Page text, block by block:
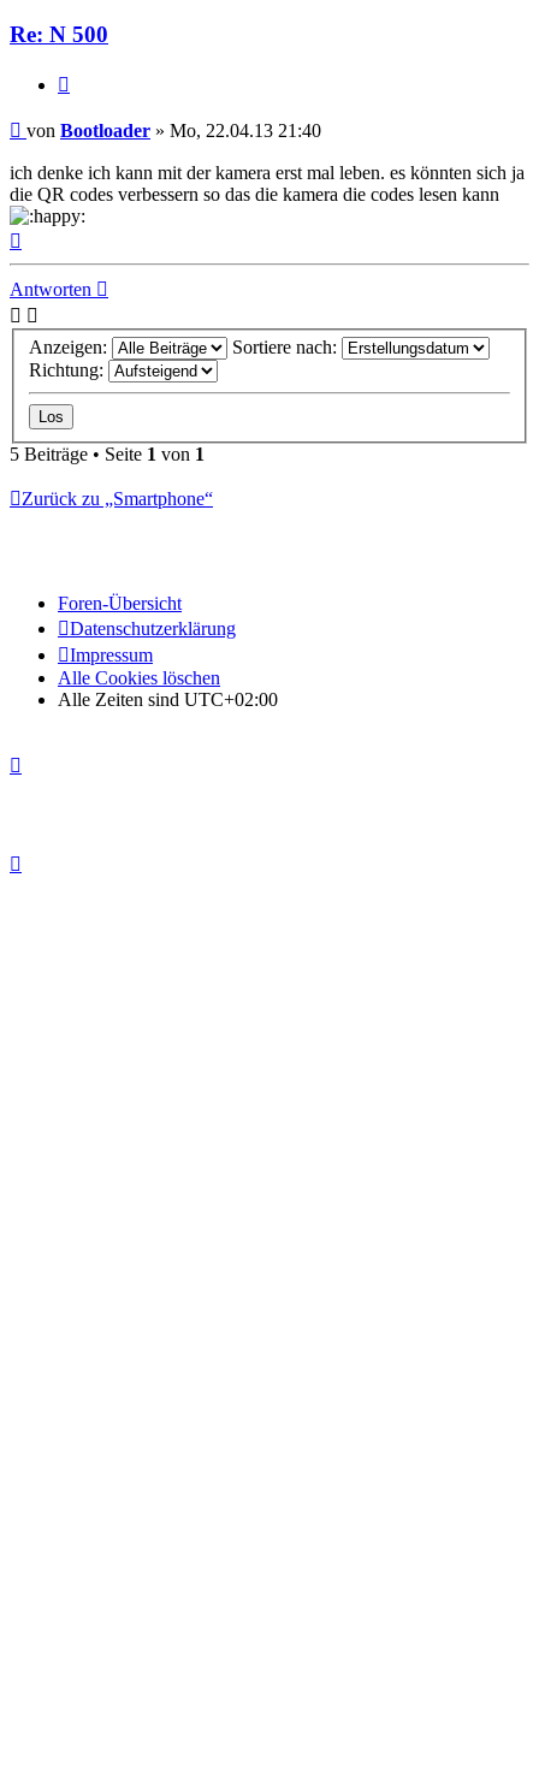
Re: N 500
Beitrag
von Bootloader » Mo, 22.04.13 21:40
ich denke ich kann mit der kamera erst mal leben. es könnten sich ja
die QR codes verbessern so das die kamera die codes lesen kann
Antworten
Anzeigen:
Sortiere nach:
Richtung:
5 Beiträge • Seite 1 von 1
Zurück zu „Smartphone“
Foren-Übersicht
Datenschutzerklärung
Impressum
Alle Cookies löschen
Alle Zeiten sind UTC+02:00